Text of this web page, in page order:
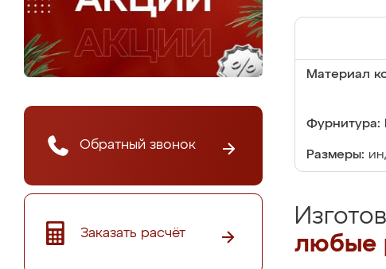
Обратный звонок
Заказать расчёт
Материал
Фурнитура:
Размеры:
любые